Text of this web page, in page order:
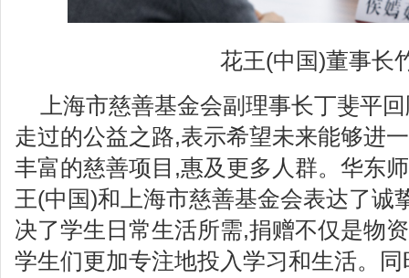
花王(中国)董事长
上海市慈善基金会副理事长丁斐平
走过的公益之路,表示希望未来能够进
丰富的慈善项目,惠及更多人群。华东
王(中国)和上海市慈善基金会表达了诚
决了学生日常生活所需,捐赠不仅是物
学生们更加专注地投入学习和生活。